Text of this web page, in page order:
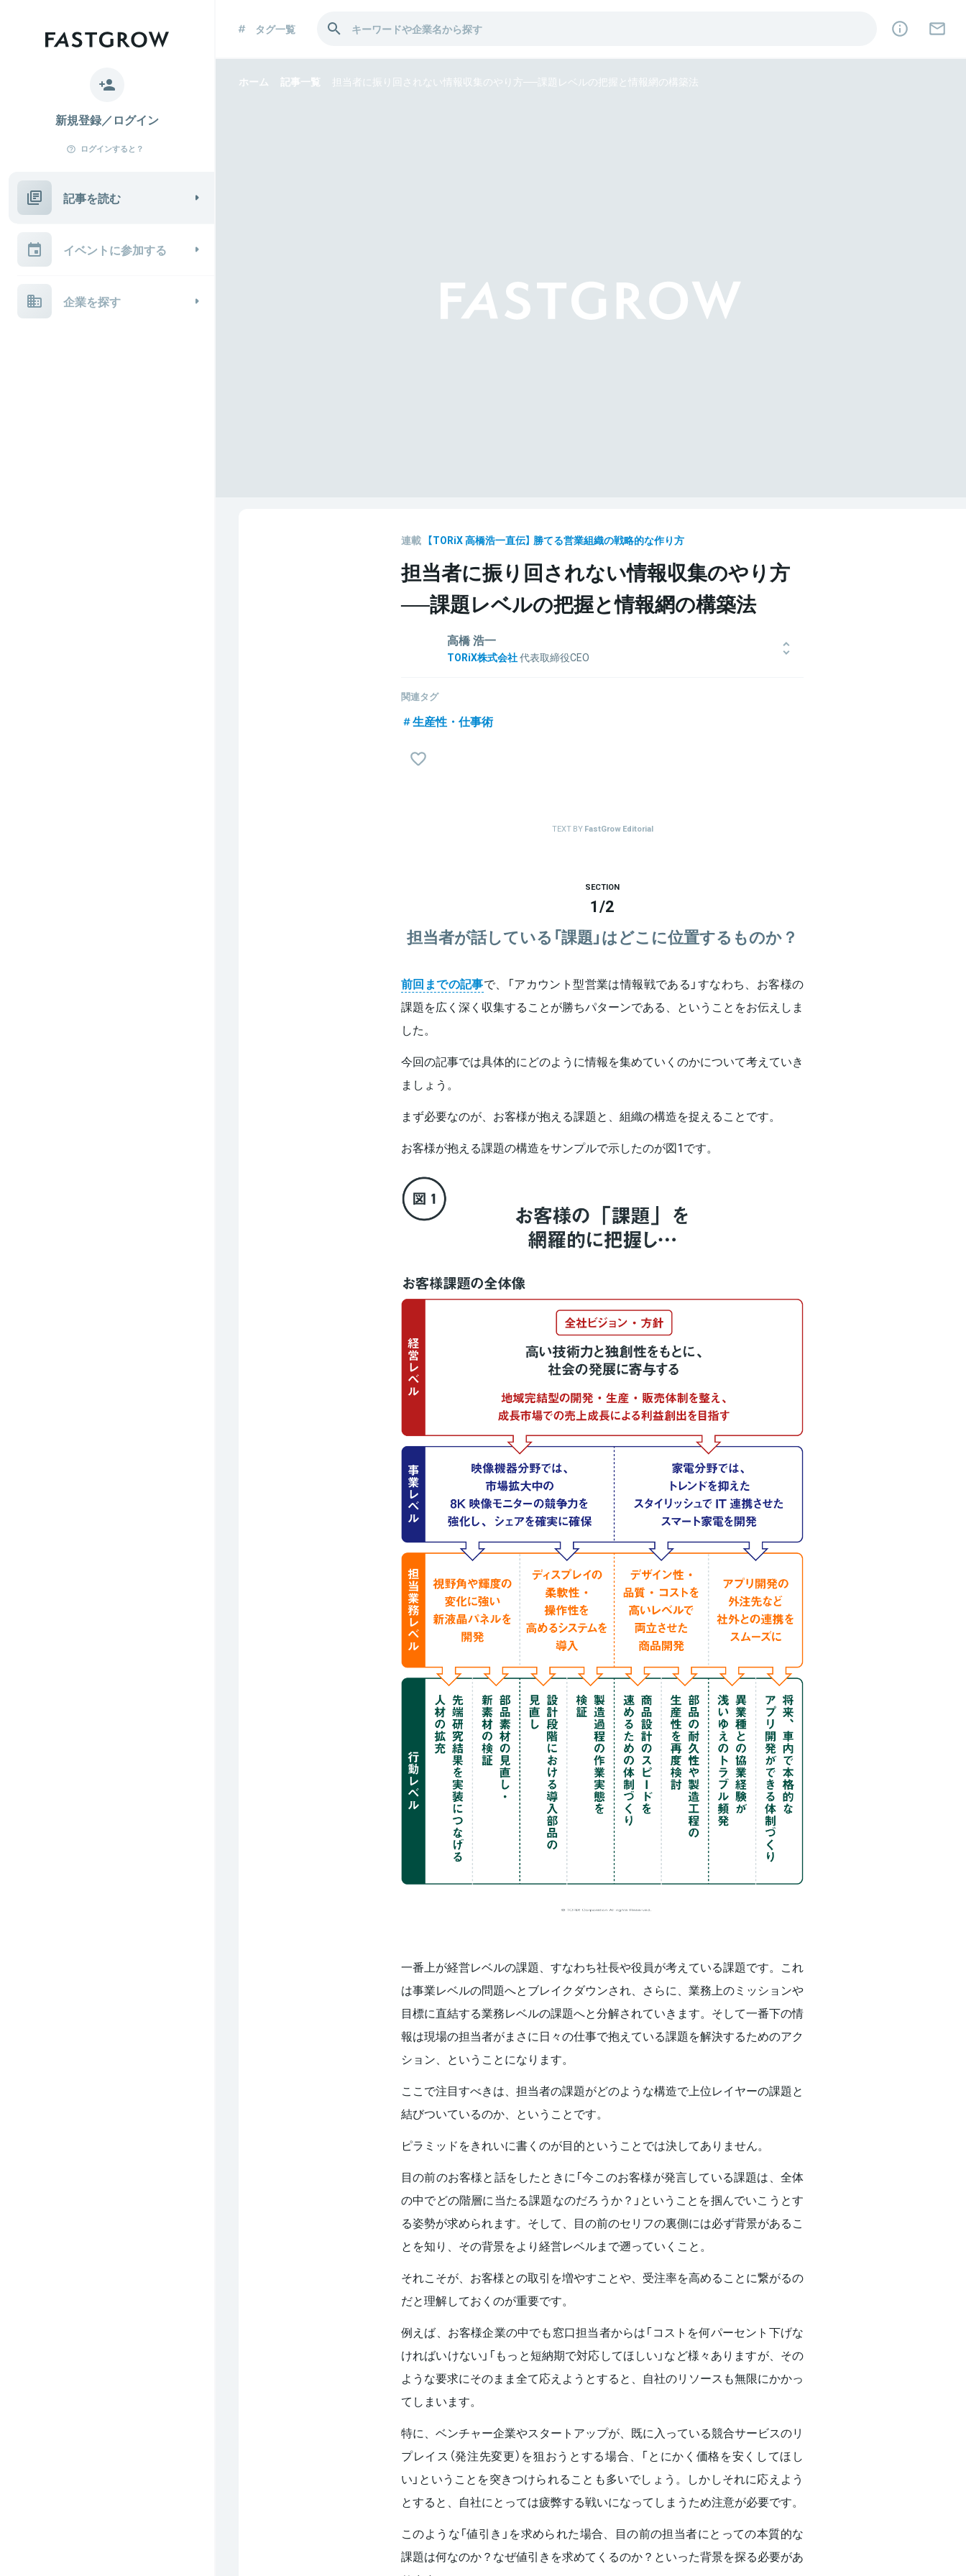
新規登録／ログイン
ログインすると？
記事を読む
イベントに参加する
企業を探す
タグ一覧
ホーム 記事一覧 担当者に振り回されない情報収集のやり方──課題レベルの把握と情報網の構築法
連載 【TORiX 高橋浩一直伝】 勝てる営業組織の戦略的な作り方
担当者に振り回されない情報収集のやり方
──課題レベルの把握と情報網の構築法
高橋 浩一
TORiX株式会社代表取締役CEO
で勤務した後、アルーを創業、取締役及び副社長として組織マネジメントに従事。新卒を
にTORiXを設立して代表取締役に就任。 自らがプレゼンしたコンペの勝率は100％（現在
800件以上のコンサルティングを実施。『ワールドビジネスサテライト』『日本経済新聞』
関連タグ
生産性・仕事術
TEXT BYFastGrow Editorial
SECTION
1/2
担当者が話している「課題」はどこに位置するものか？
前回までの記事で、「アカウント型営業は情報戦である」すなわち、お客様の
課題を広く深く収集することが勝ちパターンである、ということをお伝えしま
した。
今回の記事では具体的にどのように情報を集めていくのかについて考えていき
ましょう。
まず必要なのが、お客様が抱える課題と、組織の構造を捉えることです。
お客様が抱える課題の構造をサンプルで示したのが図1です。
一番上が経営レベルの課題、すなわち社長や役員が考えている課題です。これ
は事業レベルの問題へとブレイクダウンされ、さらに、業務上のミッションや
目標に直結する業務レベルの課題へと分解されていきます。そして一番下の情
報は現場の担当者がまさに日々の仕事で抱えている課題を解決するためのアク
ション、ということになります。
ここで注目すべきは、担当者の課題がどのような構造で上位レイヤーの課題と
結びついているのか、ということです。
ピラミッドをきれいに書くのが目的ということでは決してありません。
目の前のお客様と話をしたときに「今このお客様が発言している課題は、全体
の中でどの階層に当たる課題なのだろうか？」ということを掴んでいこうとす
る姿勢が求められます。そして、目の前のセリフの裏側には必ず背景があるこ
とを知り、その背景をより経営レベルまで遡っていくこと。
それこそが、お客様との取引を増やすことや、受注率を高めることに繋がるの
だと理解しておくのが重要です。
例えば、お客様企業の中でも窓口担当者からは「コストを何パーセント下げな
ければいけない」「もっと短納期で対応してほしい」など様々ありますが、その
ような要求にそのまま全て応えようとすると、自社のリソースも無限にかかっ
てしまいます。
特に、ベンチャー企業やスタートアップが、既に入っている競合サービスのリ
プレイス（発注先変更）を狙おうとする場合、「とにかく価格を安くしてほし
い」ということを突きつけられることも多いでしょう。しかしそれに応えよう
とすると、自社にとっては疲弊する戦いになってしまうため注意が必要です。
このような「値引き」を求められた場合、目の前の担当者にとっての本質的な
課題は何なのか？なぜ値引きを求めてくるのか？といった背景を探る必要があ